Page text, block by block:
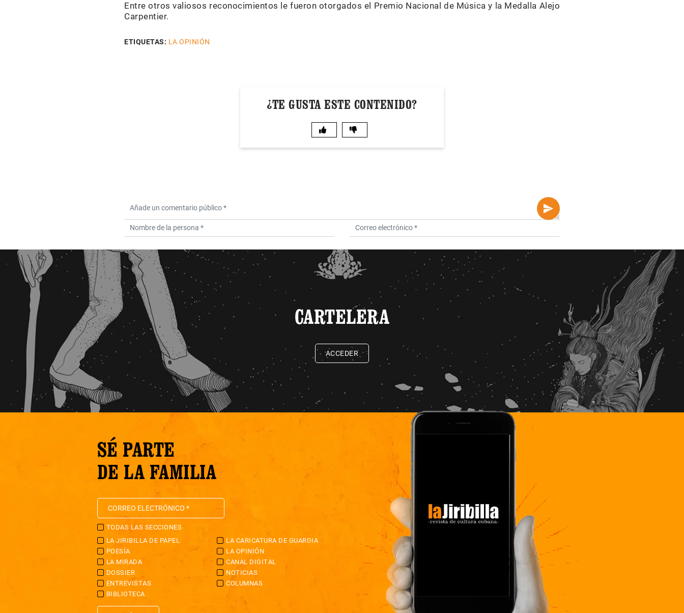
Entre otros valiosos reconocimientos le fueron otorgados el Premio Nacional de Música y la Medalla Alejo
Carpentier.
ETIQUETAS: LA OPINIÓN
¿TE GUSTA ESTE CONTENIDO?
CARTELERA
ACCEDER
SÉ PARTE
DE LA FAMILIA
TODAS LAS SECCIONES
LA JIRIBILLA DE PAPEL
LA CARICATURA DE GUARDIA
POESÍA
LA OPINIÓN
LA MIRADA
CANAL DIGITAL
DOSSIER
NOTICIAS
ENTREVISTAS
COLUMNAS
BIBLIOTECA